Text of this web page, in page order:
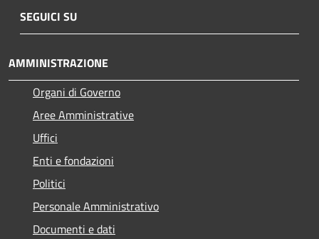
SEGUICI SU
AMMINISTRAZIONE
Organi di Governo
Aree Amministrative
Uffici
Enti e fondazioni
Politici
Personale Amministrativo
Documenti e dati